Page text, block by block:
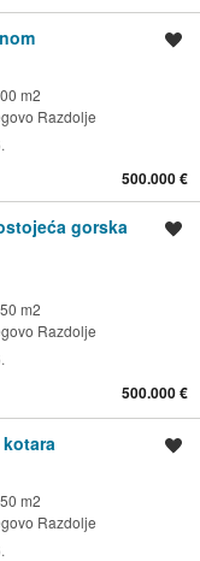
m2
Razdolje
500.000 €
gorska
m2
Razdolje
500.000 €
m2
Razdolje